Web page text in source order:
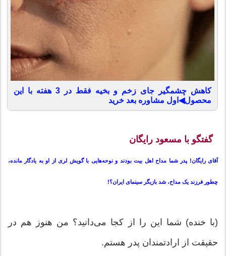
کاهش چشمگیر جای زخم و بخیه فقط در 3 هفته با این
محصول◀اول مشاوره بعد خرید
گفتگو با مسعود رایگان
آقای رایگان! پدر شما مداح اهل بیت بودند و نوحه‌هایی با گویش لری از او به یادگار مانده،
چطور فرزند یک مداح، شد بازیگر سینمای ایران؟!
(با خنده) شما این را از کجا می‌دانید؟ من هنوز هم در
حقیقت از ارادتمندان پدر هستم.